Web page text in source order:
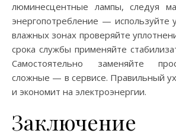
люминесцентные лампы, следуя
энергопотребление — используйте
влажных зонах проверяйте
срока службы применяйте
Самостоятельно заменяйте
сложные — в сервисе. Правильный
и экономит на электроэнергии.
Заключение